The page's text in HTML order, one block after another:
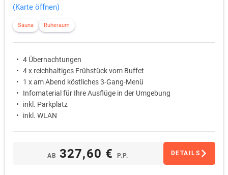
(Karte öffnen)
Sauna Ruheraum
4 Übernachtungen
4 x reichhaltiges Frühstück vom Buffet
1 x am Abend köstliches 3-Gang-Menü
Infomaterial für Ihre Ausflüge in der Umgebung
inkl. Parkplatz
inkl. WLAN
AB 327,60 € P.P. DETAILS